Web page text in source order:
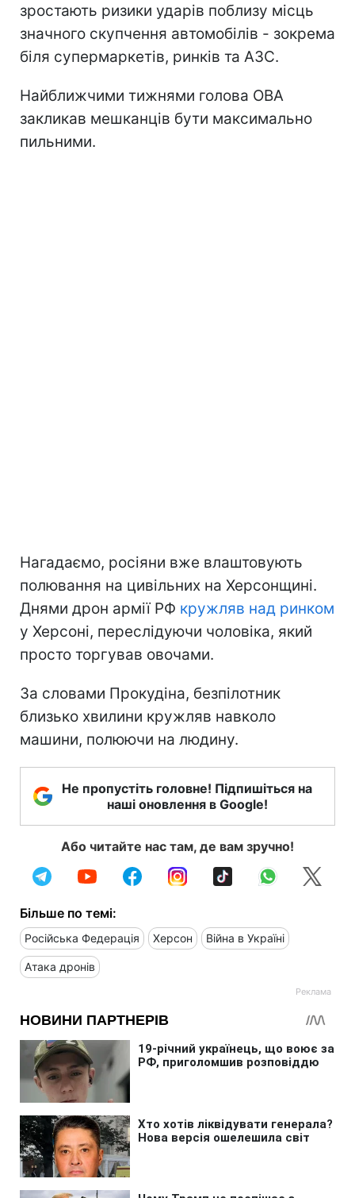
зростають ризики ударів поблизу місць
значного скупчення автомобілів - зокрема
біля супермаркетів, ринків та АЗС.
Найближчими тижнями голова ОВА
закликав мешканців бути максимально
пильними.
Нагадаємо, росіяни вже влаштовують
полювання на цивільних на Херсонщині.
Днями дрон армії РФ кружляв над ринком
у Херсоні, переслідуючи чоловіка, який
просто торгував овочами.
За словами Прокудіна, безпілотник
близько хвилини кружляв навколо
машини, полюючи на людину.
Не пропустіть головне! Підпишіться на
наші оновлення в Google!
Або читайте нас там, де вам зручно!
Більше по темі:
Російська Федерація Херсон Війна в Україні
Атака дронів